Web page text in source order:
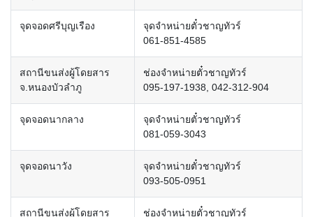
จุดจอดศรีบุญเรือง
จุดจำหน่ายตั๋วชาญทัวร์
061-851-4585
สถานีขนส่งผู้โดยสาร
จ.หนองบัวลำภู
ช่องจำหน่ายตั๋วชาญทัวร์
095-197-1938, 042-312-904
จุดจอดนากลาง
จุดจำหน่ายตั๋วชาญทัวร์
081-059-3043
จุดจอดนาวัง
จุดจำหน่ายตั๋วชาญทัวร์
093-505-0951
สถานีขนส่งผู้โดยสาร ช่องจำหน่ายตั๋วชาญทัวร์